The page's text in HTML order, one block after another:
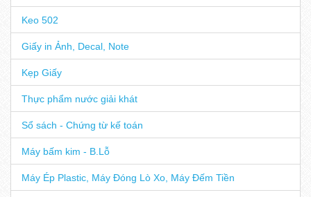
Keo 502
Giấy in Ảnh, Decal, Note
Kẹp Giấy
Thực phẩm nước giải khát
Sổ sách - Chứng từ kế toán
Máy bấm kim - B.Lỗ
Máy Ép Plastic, Máy Đóng Lò Xo, Máy Đếm Tiền